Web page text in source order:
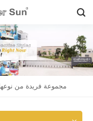
مجموعة فريدة من